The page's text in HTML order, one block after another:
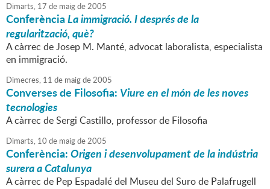
Dimarts, 17 de maigde2005
ConferènciaLa immigració. I després de la
regularització, què?
A càrrec de Josep M. Manté, advocat laboralista, especialista
en immigració.
Dimecres, 11 de maigde2005
Converses de Filosofia: Viure en el món de les noves
tecnologies
A càrrec de Sergi Castillo, professor de Filosofia
Dimarts, 10 de maigde2005
Conferència:Origen i desenvolupament de la indústria
surera a Catalunya
A càrrec de Pep Espadalé del Museu del Suro de Palafrugell